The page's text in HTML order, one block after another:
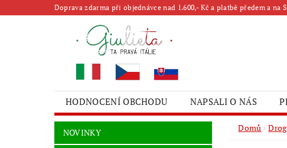
Doprava zdarma při objednávce nad 1.600,- Kč a platbě předem a na
HODNOCENÍ OBCHODU NAPSALI O NÁS
NOVINKY Domů